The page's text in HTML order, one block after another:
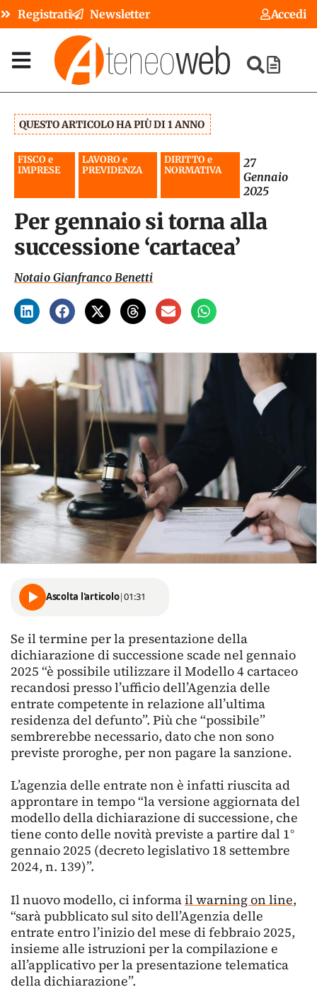
Registrati Newsletter Accedi
QUESTO ARTICOLO HA PIÙ DI 1 ANNO
FISCO e
IMPRESE
LAVORO e
PREVIDENZA
DIRITTO e
NORMATIVA
27
Gennaio
2025
Per gennaio si torna alla
successione ‘cartacea’
Notaio Gianfranco Benetti
Ascolta l'articolo|01:31
Se il termine per la presentazione della
dichiarazione di successione scade nel gennaio
2025 “è possibile utilizzare il Modello 4 cartaceo
recandosi presso l’ufficio dell’Agenzia delle
entrate competente in relazione all’ultima
residenza del defunto”. Più che “possibile”
sembrerebbe necessario, dato che non sono
previste proroghe, per non pagare la sanzione.
L’agenzia delle entrate non è infatti riuscita ad
approntare in tempo “la versione aggiornata del
modello della dichiarazione di successione, che
tiene conto delle novità previste a partire dal 1°
gennaio 2025 (decreto legislativo 18 settembre
2024, n. 139)”.
Il nuovo modello, ci informail warning on line,
“sarà pubblicato sul sito dell’Agenzia delle
entrate entro l’inizio del mese di febbraio 2025,
insieme alle istruzioni per la compilazione e
all’applicativo per la presentazione telematica
della dichiarazione”.